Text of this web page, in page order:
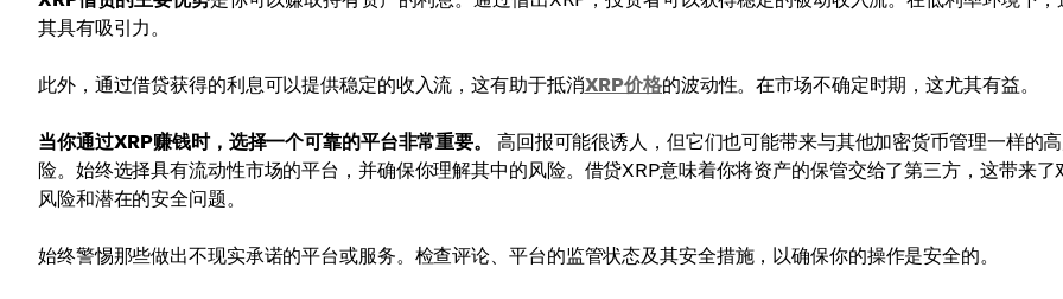
其具有吸引力。
此外，通过借贷获得的利息可以提供稳定的收入流，这有助于抵消XRP价格的波动性。在市场不确定时期，这尤其有益。
当你通过XRP赚钱时，选择一个可靠的平台非常重要。
高回报可能很诱人，但它们也可能带来与其他加密货币管理一样的
险。始终选择具有流动性市场的平台，并确保你理解其中的风险。借贷XRP意味着你将资产的保管交给了第三方，这带来了
风险和潜在的安全问题。
始终警惕那些做出不现实承诺的平台或服务。检查评论、平台的监管状态及其安全措施，以确保你的操作是安全的。